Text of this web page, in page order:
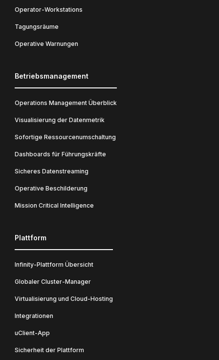
Operator-Workstations
Tagungsräume
Operative Warnungen
Betriebsmanagement
Operations Management Überblick
Visualisierung der Datenmetrik
Sofortige Ressourcenumschaltung
Dashboards für Führungskräfte
Sicheres Datenstreaming
Operative Beschilderung
Mission Critical Intelligence
Plattform
Infinity-Plattform Übersicht
Globaler Cluster-Manager
Virtualisierung und Cloud-Hosting
Integrationen
uClient-App
Sicherheit der Plattform